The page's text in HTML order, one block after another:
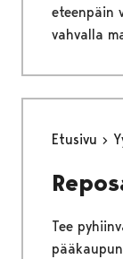
eteenpäin
vahvalla
Etusivu
Tee